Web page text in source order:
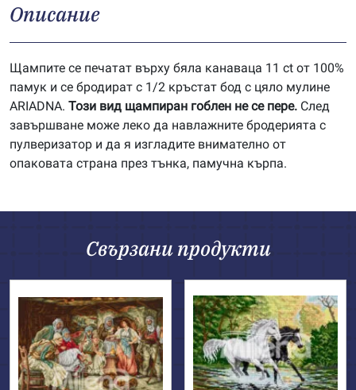
Описание
Щампите се печатат върху бяла канаваца 11 ct от 100%
памук и се бродират с 1/2 кръстат бод с цяло мулине
ARIADNA. Този вид щампиран гоблен не се пере. След
завършване може леко да навлажните бродерията с
пулверизатор и да я изгладите внимателно от
опаковата страна през тънка, памучна кърпа.
Свързани продукти